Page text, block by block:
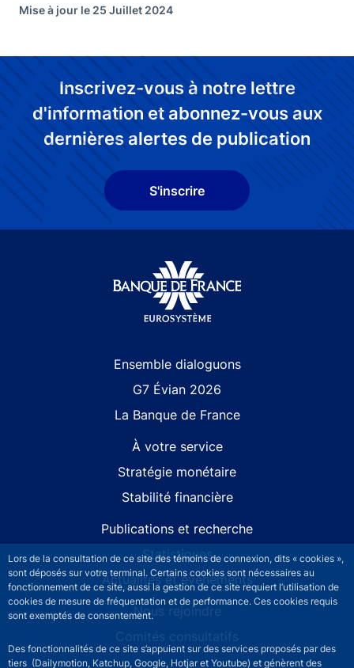
Lors de la consultation de ce site des témoins de connexion, dits « cookies »,
sont déposés sur votre terminal. Certains cookies sont nécessaires au
fonctionnement de ce site, aussi la gestion de ce site requiert l’utilisation de
cookies de mesure de fréquentation et de performance. Ces cookies requis
sont exemptés de consentement.
Des fonctionnalités de ce site s’appuient sur des services proposés par des
tiers (Dailymotion, Katchup, Google, Hotjar et Youtube) et génèrent des
Mise à jour le 25 Juillet 2024
Inscrivez-vous à notre lettre
d'information et abonnez-vous aux
dernières alertes de publication
S'inscrire
Ensemble dialoguons
G7 Évian 2026
La Banque de France
À votre service
Stratégie monétaire
Stabilité financière
Publications et recherche
Statistiques
Actualités et événements
Nous rejoindre
Comités consultatifs